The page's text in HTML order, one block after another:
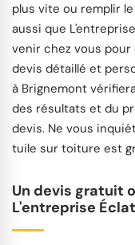
plus vite ou remplir le
aussi que
venir chez vous pour
devis détaillé et
à Brignemont
des résultats et du
devis. Ne vous
tuile sur toiture est
Un devis gratuit
L'entreprise